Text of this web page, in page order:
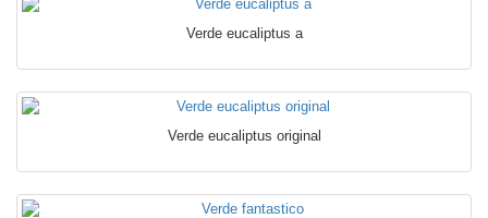
Verde eucaliptus a
Verde eucaliptus original